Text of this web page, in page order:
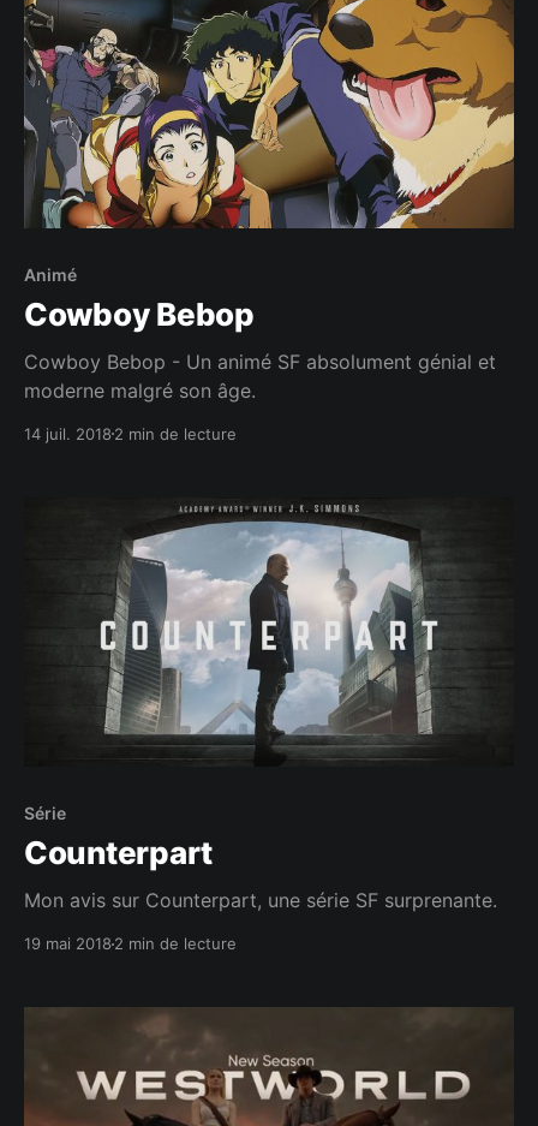
Animé
Cowboy Bebop
Cowboy Bebop - Un animé SF absolument génial et
moderne malgré son âge.
14 juil. 2018 2 min de lecture
Série
Counterpart
Mon avis sur Counterpart, une série SF surprenante.
19 mai 2018 2 min de lecture